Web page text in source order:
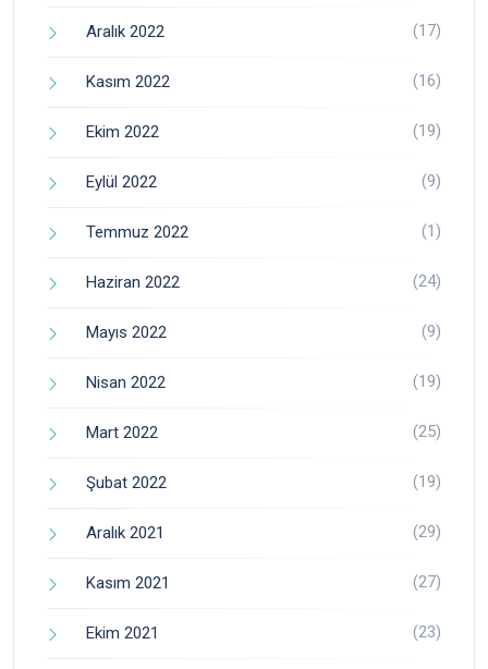
Aralık 2022 (17)
Kasım 2022 (16)
Ekim 2022 (19)
Eylül 2022 (9)
Temmuz 2022 (1)
Haziran 2022 (24)
Mayıs 2022 (9)
Nisan 2022 (19)
Mart 2022 (25)
Şubat 2022 (19)
Aralık 2021 (29)
Kasım 2021 (27)
Ekim 2021 (23)